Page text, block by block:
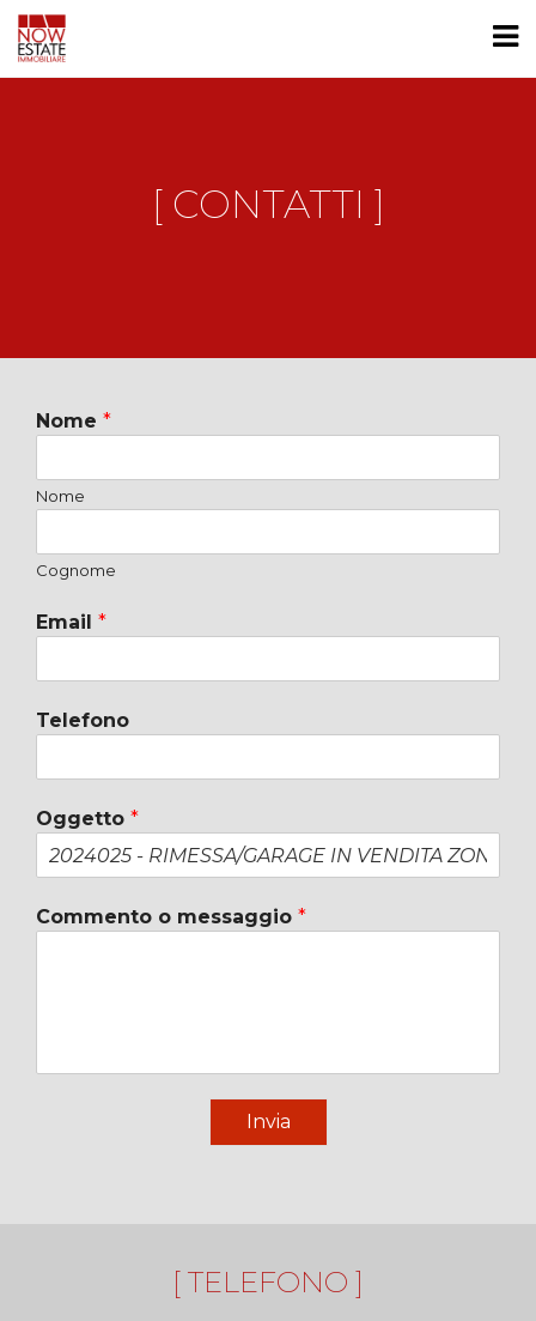
[ CONTATTI ]
Nome *
Nome
Cognome
Email *
Telefono
Oggetto *
Commento o messaggio *
Invia
[ TELEFONO ]